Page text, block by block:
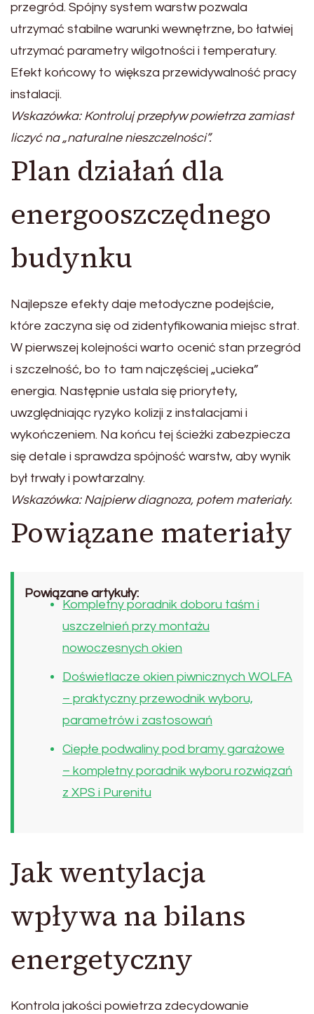
przegród. Spójny system warstw pozwala
utrzymać stabilne warunki wewnętrzne, bo łatwiej
utrzymać parametry wilgotności i temperatury.
Efekt końcowy to większa przewidywalność pracy
instalacji.
Wskazówka: Kontroluj przepływ powietrza zamiast
liczyć na „naturalne nieszczelności”.
Plan działań dla
energooszczędnego
budynku
Najlepsze efekty daje metodyczne podejście,
które zaczyna się od zidentyfikowania miejsc strat.
W pierwszej kolejności warto ocenić stan przegród
i szczelność, bo to tam najczęściej „ucieka”
energia. Następnie ustala się priorytety,
uwzględniając ryzyko kolizji z instalacjami i
wykończeniem. Na końcu tej ścieżki zabezpiecza
się detale i sprawdza spójność warstw, aby wynik
był trwały i powtarzalny.
Wskazówka: Najpierw diagnoza, potem materiały.
Powiązane materiały
Powiązane artykuły:
Kompletny poradnik doboru taśm i
uszczelnień przy montażu
nowoczesnych okien
Doświetlacze okien piwnicznych WOLFA
– praktyczny przewodnik wyboru,
parametrów i zastosowań
Ciepłe podwaliny pod bramy garażowe
– kompletny poradnik wyboru rozwiązań
z XPS i Purenitu
Jak wentylacja
wpływa na bilans
energetyczny
Kontrola jakości powietrza zdecydowanie